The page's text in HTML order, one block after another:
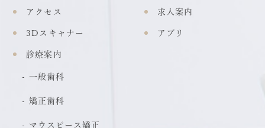
アクセス 求人案内
3Dスキャナー アプリ
診療案内
一般歯科
矯正歯科
マウスピース矯正